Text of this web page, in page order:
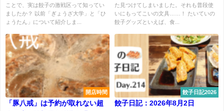
ことで、実は餃子の激戦区って知ってい
ましたか？ 以前「ぎょうざ大学」と「ひ
ょうたん」について紹介しま...
た見つけてしまいました。それも普段使
いにもってこいの文具……！ たいていの
餃子グッズといえば、食...
開店時間
「豚八戒」は予約が取れない超
餃子日記2026
餃子日記：2026年8月2日